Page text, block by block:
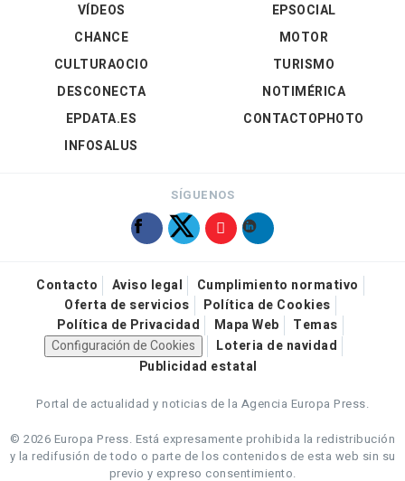
VÍDEOS
EPSOCIAL
CHANCE
CULTURAOCIO
DESCONECTA
EPDATA.ES
INFOSALUS
MOTOR
TURISMO
NOTIMÉRICA
CONTACTOPHOTO
SÍGUENOS
Contacto Aviso legal
Cumplimiento normativo
Oferta de servicios
Política de Cookies
Política de Privacidad
Mapa Web
Temas
Configuración de Cookies
Loteria de navidad
Publicidad estatal
Portal de actualidad y noticias de la Agencia Europa Press.
© 2026 Europa Press. Está expresamente prohibida la redistribución
y la redifusión de todo o parte de los contenidos de esta web sin su
previo y expreso consentimiento.